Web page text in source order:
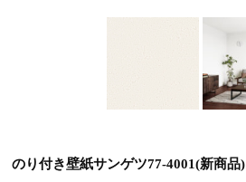
のり付き壁紙サンゲツ77-4001(新商品)